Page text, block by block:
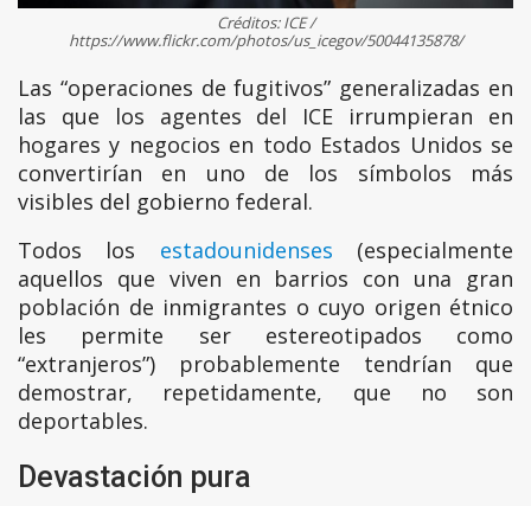
Créditos: ICE /
https://www.flickr.com/photos/us_icegov/50044135878/
Las “operaciones de fugitivos” generalizadas en
las que los agentes del ICE irrumpieran en
hogares y negocios en todo Estados Unidos se
convertirían en uno de los símbolos más
visibles del gobierno federal.
Todos los estadounidenses (especialmente
aquellos que viven en barrios con una gran
población de inmigrantes o cuyo origen étnico
les permite ser estereotipados como
“extranjeros”) probablemente tendrían que
demostrar, repetidamente, que no son
deportables.
Devastación pura